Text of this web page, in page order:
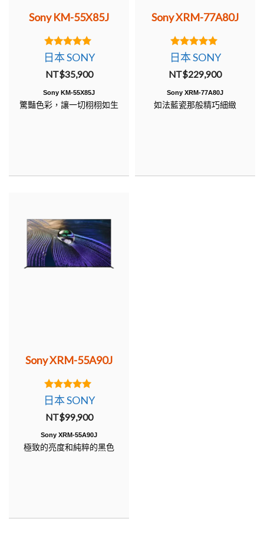
Sony KM-55X85J
5.00
out of 5
日本 SONY
NT$35,900
Sony KM-55X85J
驚豔色彩，讓一切栩栩如生
Sony XRM-77A80J
5.00
out of 5
日本 SONY
NT$229,900
Sony XRM-77A80J
如法藍瓷那般精巧細緻
Sony XRM-55A90J
5.00
out of 5
日本 SONY
NT$99,900
Sony XRM-55A90J
極致的亮度和純粹的黑色